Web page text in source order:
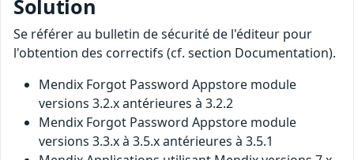
Solution
Se référer au bulletin de sécurité de l'éditeur pour
l'obtention des correctifs (cf. section Documentation).
Mendix Forgot Password Appstore module
versions 3.2.x antérieures à 3.2.2
Mendix Forgot Password Appstore module
versions 3.3.x à 3.5.x antérieures à 3.5.1